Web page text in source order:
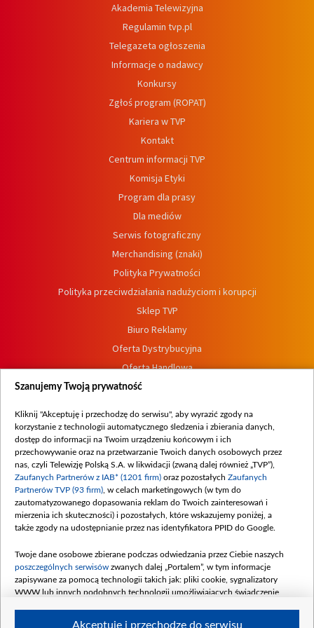
Akademia Telewizyjna
Regulamin tvp.pl
Telegazeta ogłoszenia
Informacje o nadawcy
Konkursy
Zgłoś program (ROPAT)
Kariera w TVP
Kontakt
Centrum informacji TVP
Komisja Etyki
Program dla prasy
Dla mediów
Serwis fotograficzny
Merchandising (znaki)
Polityka Prywatności
Polityka przeciwdziałania nadużyciom i korupcji
Sklep TVP
Biuro Reklamy
Oferta Dystrybucyjna
Oferta Handlowa
Dostępność
Procedura zgłoszeń wewnętrznych
Szanujemy Twoją prywatność
Kliknij "Akceptuję i przechodzę do serwisu", aby wyrazić zgody na
korzystanie z technologii automatycznego śledzenia i zbierania danych,
dostęp do informacji na Twoim urządzeniu końcowym i ich
przechowywanie oraz na przetwarzanie Twoich danych osobowych przez
nas, czyli Telewizję Polską S.A. w likwidacji (zwaną dalej również „TVP”),
Zaufanych Partnerów z IAB* (1201 firm) oraz pozostałych Zaufanych
Partnerów TVP (93 firm) , w celach marketingowych (w tym do
zautomatyzowanego dopasowania reklam do Twoich zainteresowań i
mierzenia ich skuteczności) i pozostałych, które wskazujemy poniżej, a
także zgody na udostępnianie przez nas identyfikatora PPID do Google.
Twoje dane osobowe zbierane podczas odwiedzania przez Ciebie naszych
poszczególnych serwisów zwanych dalej „Portalem”, w tym informacje
zapisywane za pomocą technologii takich jak: pliki cookie, sygnalizatory
WWW lub innych podobnych technologii umożliwiających świadczenie
Akceptuję i przechodzę do serwisu